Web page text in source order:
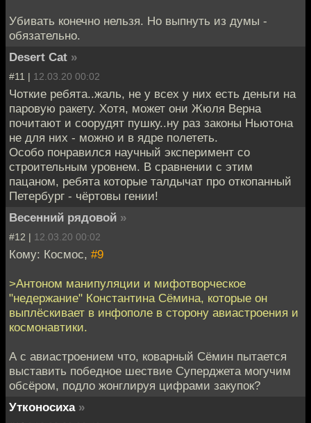
Убивать конечно нельзя. Но выпнуть из думы -
обязательно.
Desert Cat »
#11 | 12.03.20 00:02
Чоткие ребята..жаль, не у всех у них есть деньги на
паровую ракету. Хотя, может они Жюля Верна
почитают и соорудят пушку..ну раз законы Ньютона
не для них - можно и в ядре полететь.
Особо понравился научный эксперимент со
строительным уровнем. В сравнении с этим
пацаном, ребята которые талдычат про откопанный
Петербург - чёртовы гении!
Весенний рядовой »
#12 | 12.03.20 00:02
Кому: Космос, #9
>Антоном манипуляции и мифотворческое
"недержание" Константина Сёмина, которые он
выплёскивает в инфополе в сторону авиастроения и
космонавтики.
А с авиастроением что, коварный Сёмин пытается
выставить победное шествие Суперджета могучим
обсёром, подло жонглируя цифрами закупок?
Утконосиха »